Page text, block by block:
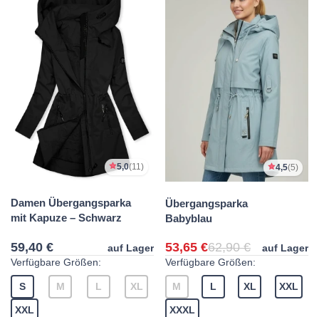
5,0(11)
Damen Übergangsparka
mit Kapuze – Schwarz
59,40 €
auf Lager
Verfügbare Größen:
S M L XL
XXL
4,5(5)
Übergangsparka
Babyblau
53,65 €62,90 €
auf Lager
Verfügbare Größen:
M L XL XXL
XXXL